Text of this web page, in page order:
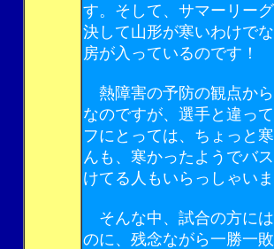
す。そして、サマーリー
決して山形が寒いわけで
房が入っているのです！
熱障害の予防の観点か
なのですが、選手と違っ
フにとっては、ちょっと
んも、寒かったようでバ
けてる人もいらっしゃいま
そんな中、試合の方に
のに、残念ながら一勝一